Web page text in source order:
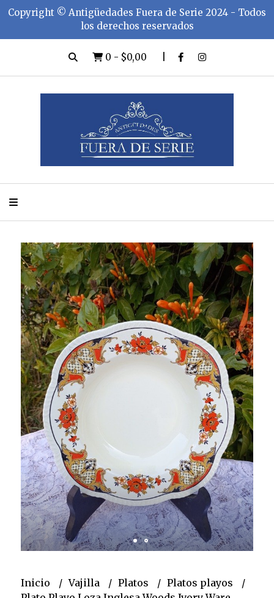
Copyright ©️ Antigüedades Fuera de Serie 2024 - Todos
los derechos reservados
0 - $0,00
Inicio Vajilla Platos
Platos playos